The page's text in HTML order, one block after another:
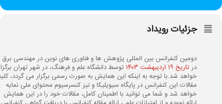
جزئیات رویداد
دومین کنفرانس بین المللی پژوهش ها و فناوری های نوین در مهندسی برق
درتاریخ ۱۹ اردیبهشت ۱۴۰۳
توسط دانشگاه علم و فرهنگ، در شهر تهران
خواهد شد.با توجه به اینکه این همایش به صورت رسمی برگزار می گردد،
مقالات این کنفرانس در پایگاه سیویلیکا و نیز کنسرسیوم محتوای ملی نمایه
خواهد شد و شما می توانید با اطمینان کامل، مقالات خود را در این همایش